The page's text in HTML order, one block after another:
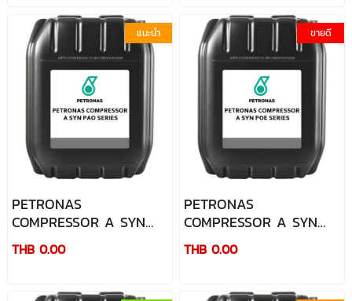
แนะนำ
PETRONAS
COMPRESSOR A SYN
PAO SERIES
THB 0.00
ขายดี
PETRONAS
COMPRESSOR A SYN
POE SERIES
THB 0.00